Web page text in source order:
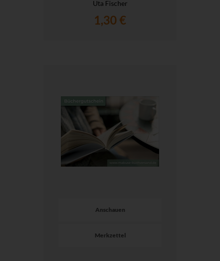
Uta Fischer
1,30 €
Anschauen
Merkzettel